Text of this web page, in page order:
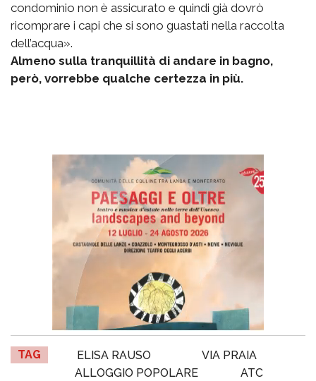
condominio non è assicurato e quindi già dovrò
ricomprare i capi che si sono guastati nella raccolta
dell’acqua».
Almeno sulla tranquillità di andare in bagno,
però, vorrebbe qualche certezza in più.
TAG ELISA RAUSO
VIA PRAIA
ALLOGGIO POPOLARE
ATC